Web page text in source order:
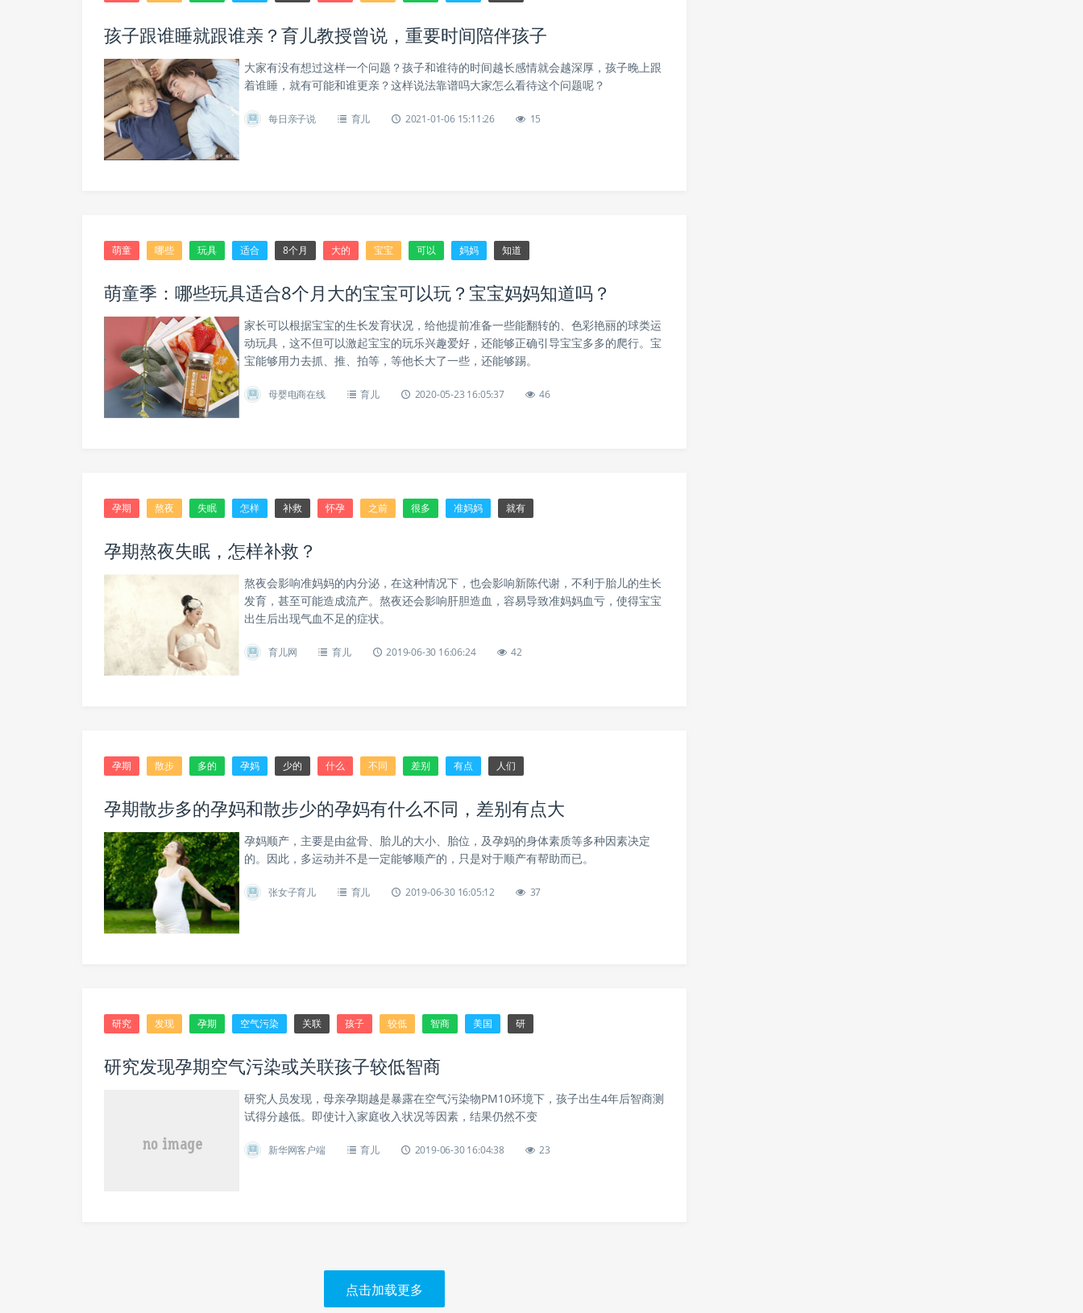
孩子跟谁睡就跟谁亲？育儿教授曾说，重要时间陪伴孩子
大家有没有想过这样一个问题？孩子和谁待的时间越长感情就会越深厚，孩子晚上跟
着谁睡，就有可能和谁更亲？这样说法靠谱吗大家怎么看待这个问题呢？
每日亲子说 育儿 2021-01-06 15:11:26 15
萌童 哪些 玩具 适合 8个月 大的 宝宝 可以 妈妈 知道
萌童季：哪些玩具适合8个月大的宝宝可以玩？宝宝妈妈知道吗？
家长可以根据宝宝的生长发育状况，给他提前准备一些能翻转的、色彩艳丽的球类运
动玩具，这不但可以激起宝宝的玩乐兴趣爱好，还能够正确引导宝宝多多的爬行。宝
宝能够用力去抓、推、拍等，等他长大了一些，还能够踢。
母婴电商在线 育儿 2020-05-23 16:05:37 46
孕期 熬夜 失眠 怎样 补救 怀孕 之前 很多 准妈妈 就有
孕期熬夜失眠，怎样补救？
熬夜会影响准妈妈的内分泌，在这种情况下，也会影响新陈代谢，不利于胎儿的生长
发育，甚至可能造成流产。熬夜还会影响肝胆造血，容易导致准妈妈血亏，使得宝宝
出生后出现气血不足的症状。
育儿网 育儿 2019-06-30 16:06:24 42
孕期 散步 多的 孕妈 少的 什么 不同 差别 有点 人们
孕期散步多的孕妈和散步少的孕妈有什么不同，差别有点大
孕妈顺产，主要是由盆骨、胎儿的大小、胎位，及孕妈的身体素质等多种因素决定
的。因此，多运动并不是一定能够顺产的，只是对于顺产有帮助而已。
张女子育儿 育儿 2019-06-30 16:05:12 37
研究 发现 孕期 空气污染 关联 孩子 较低 智商 美国 研
研究发现孕期空气污染或关联孩子较低智商
研究人员发现，母亲孕期越是暴露在空气污染物PM10环境下，孩子出生4年后智商测
试得分越低。即使计入家庭收入状况等因素，结果仍然不变
新华网客户端 育儿 2019-06-30 16:04:38 23
点击加载更多